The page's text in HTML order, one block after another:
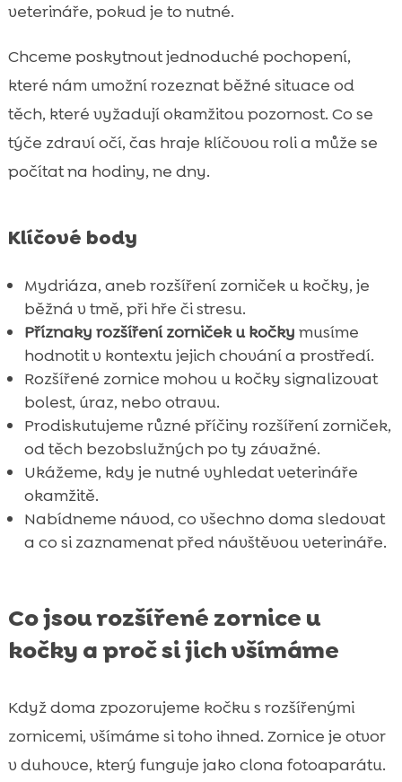
 Výživa a pohoda: jak může pomoci krmivo
Jak sledovat oči a chování kočky
dlouhodobě
 Závěr
 FAQ
veterináře, pokud je to nutné.
Chceme poskytnout jednoduché pochopení,
které nám umožní rozeznat běžné situace od
těch, které vyžadují okamžitou pozornost. Co se
týče zdraví očí, čas hraje klíčovou roli a může se
počítat na hodiny, ne dny.
Klíčové body
Mydriáza, aneb rozšíření zorniček u kočky, je
běžná v tmě, při hře či stresu.
Příznaky rozšíření zorniček u kočky musíme
hodnotit v kontextu jejich chování a prostředí.
Rozšířené zornice mohou u kočky signalizovat
bolest, úraz, nebo otravu.
Prodiskutujeme různé příčiny rozšíření zorniček,
od těch bezobslužných po ty závažné.
Ukážeme, kdy je nutné vyhledat veterináře
okamžitě.
Nabídneme návod, co všechno doma sledovat
a co si zaznamenat před návštěvou veterináře.
Co jsou rozšířené zornice u
kočky a proč si jich všímáme
Když doma zpozorujeme kočku s rozšířenými
zornicemi, všímáme si toho ihned. Zornice je otvor
v duhovce, který funguje jako clona fotoaparátu.